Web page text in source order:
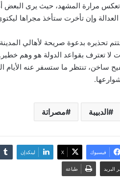
مرارة المشهد، حيث يرى البعض
وإن تأخرت ستأخذ مجراها
تحذيره بدعوة صريحة لأهالي المدينة
لا تعترف بقواعد الدولة هو وهم
ساخن، تنتظر ما ستسفر عنه الأيام
الدبيبة مصراتة
فيسبوك ‫X لينكدإن
البريد طباعة